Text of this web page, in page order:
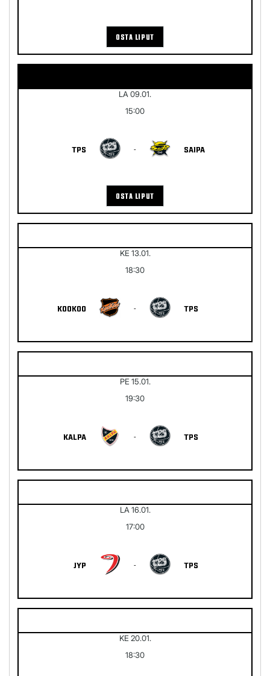
OSTA LIPUT
LA 09.01.
15:00
TPS - SAIPA
OSTA LIPUT
KE 13.01.
18:30
KOOKOO - TPS
PE 15.01.
19:30
KALPA - TPS
LA 16.01.
17:00
JYP - TPS
KE 20.01.
18:30